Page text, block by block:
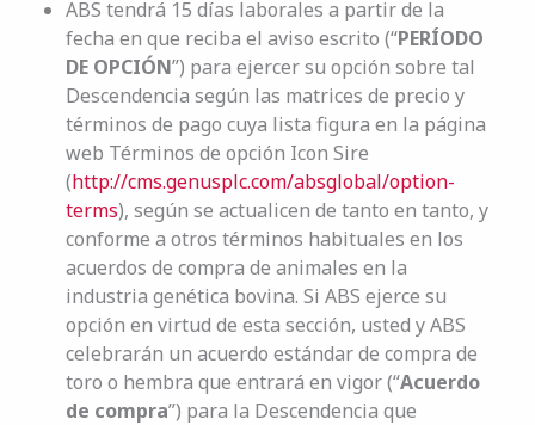
ABS tendrá 15 días laborales a partir de la
fecha en que reciba el aviso escrito (“PERÍODO
DE OPCIÓN”) para ejercer su opción sobre tal
Descendencia según las matrices de precio y
términos de pago cuya lista figura en la página
web Términos de opción Icon Sire
(http://cms.genusplc.com/absglobal/option-
terms), según se actualicen de tanto en tanto, y
conforme a otros términos habituales en los
acuerdos de compra de animales en la
industria genética bovina. Si ABS ejerce su
opción en virtud de esta sección, usted y ABS
celebrarán un acuerdo estándar de compra de
toro o hembra que entrará en vigor (“Acuerdo
de compra”) para la Descendencia que